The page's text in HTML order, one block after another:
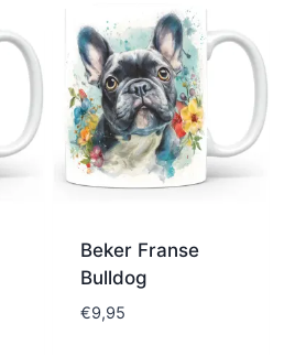
Beker Franse
Bulldog
€9,95